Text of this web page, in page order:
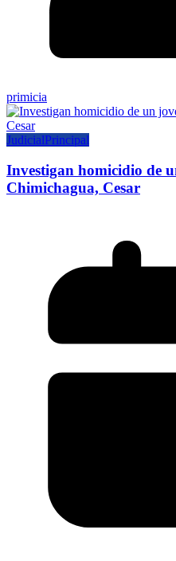
primicia
JudicialPrincipal
Investigan homicidio de
Chimichagua, Cesar